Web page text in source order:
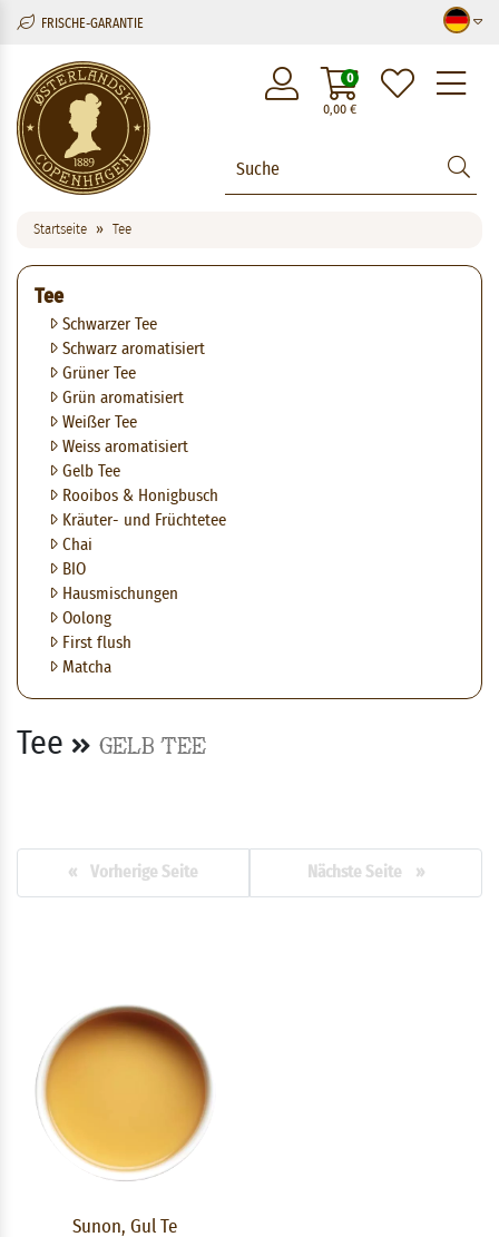
FRISCHE-GARANTIE
0,00€
0
Startseite Tee
Tee
Schwarzer Tee
Schwarz aromatisiert
Grüner Tee
Grün aromatisiert
Weißer Tee
Weiss aromatisiert
Gelb Tee
Rooibos & Honigbusch
Kräuter- und Früchtetee
Chai
BIO
Hausmischungen
Oolong
First flush
Matcha
Tee Gelb Tee
« Vorherige Seite Nächste Seite »
Sunon, Gul Te